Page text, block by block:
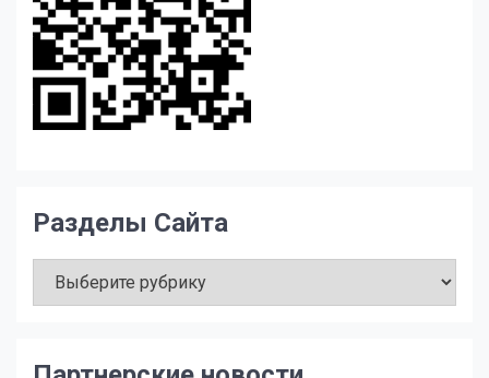
Разделы Сайта
Сайта